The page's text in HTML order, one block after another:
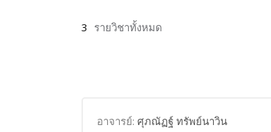
3 รายวิชาทั้งหมด
อาจารย์: ศุภณัฏฐ์ ทรัพย์นาวิน